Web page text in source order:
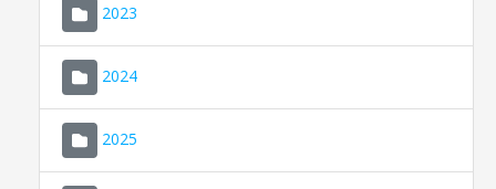
2023
2024
2025